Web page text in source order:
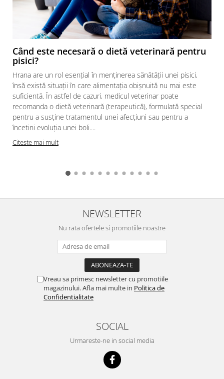
Când este necesară o dietă veterinară pentru
pisici?
Hrana are un rol esențial în menținerea sănătății unei pisici,
însă există situații în care alimentația obișnuită nu mai este
suficientă. În astfel de cazuri, medicul veterinar poate
recomanda o dietă veterinară (terapeutică), formulată special
pentru a susține tratamentul unei afecțiuni sau pentru a
încetini evoluția unei boli....
Citeste mai mult
NEWSLETTER
Nu rata ofertele si promotiile noastre
Vreau sa primesc newsletter cu promotiile
magazinului. Afla mai multe in Politica de
Confidentialitate
SOCIAL
Urmareste-ne in social media